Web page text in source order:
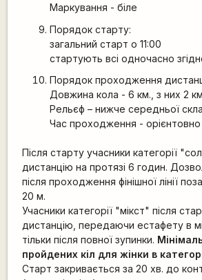
Маркування - біле
Порядок старту:
загальний старт о 11:00
стартують всі одночасно
Порядок проходження
Довжина кола - 6 км., з них 2
Рельєф – нижче середньої
Час проходження - орієнтовно
Після старту учасники категорії
дистанцію на протязі 6 годин.
після проходження фінішної лінії
20 м.
Учасники категорії "мікст" після
дистанцію, передаючи естафету в
тільки після повної зупинки.
пройдених кіл для жінки в
Старт закривається за 20 хв. до